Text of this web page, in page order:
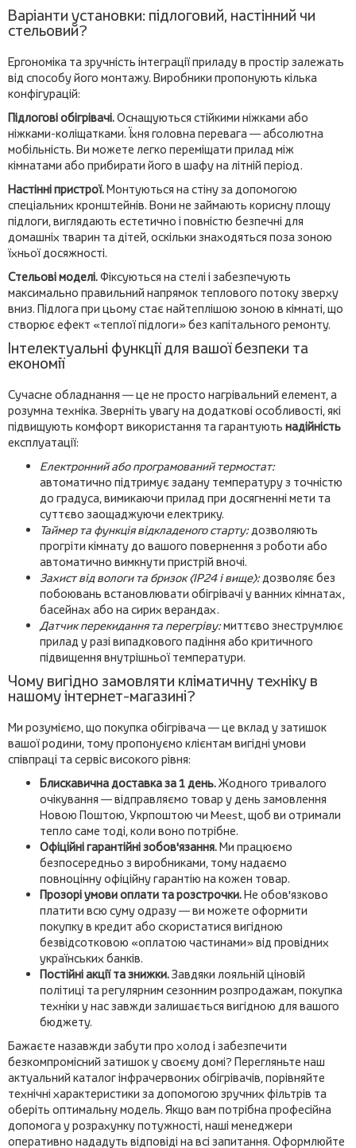
Варіанти установки: підлоговий, настінний чи
стельовий?
Ергономіка та зручність інтеграції приладу в простір залежать
від способу його монтажу. Виробники пропонують кілька
конфігурацій:
Підлогові обігрівачі.Оснащуються стійкими ніжками або
ніжками-коліщатками. Їхня головна перевага — абсолютна
мобільність. Ви можете легко переміщати прилад між
кімнатами або прибирати його в шафу на літній період.
Настінні пристрої.Монтуються на стіну за допомогою
спеціальних кронштейнів. Вони не займають корисну площу
підлоги, виглядають естетично і повністю безпечні для
домашніх тварин та дітей, оскільки знаходяться поза зоною
їхньої досяжності.
Стельові моделі.Фіксуються на стелі і забезпечують
максимально правильний напрямок теплового потоку зверху
вниз. Підлога при цьому стає найтеплішою зоною в кімнаті, що
створює ефект «теплої підлоги» без капітального ремонту.
Інтелектуальні функції для вашої безпеки та
економії
Сучасне обладнання — це не просто нагрівальний елемент, а
розумна техніка. Зверніть увагу на додаткові особливості, які
підвищують комфорт використання та гарантують надійність
експлуатації:
Електронний або програмований термостат:
автоматично підтримує задану температуру з точністю
до градуса, вимикаючи прилад при досягненні мети та
суттєво заощаджуючи електрику.
Таймер та функція відкладеного старту:дозволяють
прогріти кімнату до вашого повернення з роботи або
автоматично вимкнути пристрій вночі.
Захист від вологи та бризок (IP24 і вище):дозволяє без
побоювань встановлювати обігрівачі у ванних кімнатах,
басейнах або на сирих верандах.
Датчик перекидання та перегріву:миттєво знеструмлює
прилад у разі випадкового падіння або критичного
підвищення внутрішньої температури.
Чому вигідно замовляти кліматичну техніку в
нашому інтернет-магазині?
Ми розуміємо, що покупка обігрівача — це вклад у затишок
вашої родини, тому пропонуємо клієнтам вигідні умови
співпраці та сервіс високого рівня:
Блискавична доставка за 1 день.Жодного тривалого
очікування — відправляємо товар у день замовлення
Новою Поштою, Укрпоштою чи Meest, щоб ви отримали
тепло саме тоді, коли воно потрібне.
Офіційні гарантійні зобов'язання.Ми працюємо
безпосередньо з виробниками, тому надаємо
повноцінну офіційну гарантію на кожен товар.
Прозорі умови оплати та розстрочки.Не обов'язково
платити всю суму одразу — ви можете оформити
покупку в кредит або скористатися вигідною
безвідсотковою «оплатою частинами» від провідних
українських банків.
Постійні акції та знижки.Завдяки лояльній ціновій
політиці та регулярним сезонним розпродажам, покупка
техніки у нас завжди залишається вигідною для вашого
бюджету.
Бажаєте назавжди забути про холод і забезпечити
безкомпромісний затишок у своєму домі? Перегляньте наш
актуальний каталог інфрачервоних обігрівачів, порівняйте
технічні характеристики за допомогою зручних фільтрів та
оберіть оптимальну модель. Якщо вам потрібна професійна
допомога у розрахунку потужності, наші менеджери
оперативно нададуть відповіді на всі запитання. Оформлюйте